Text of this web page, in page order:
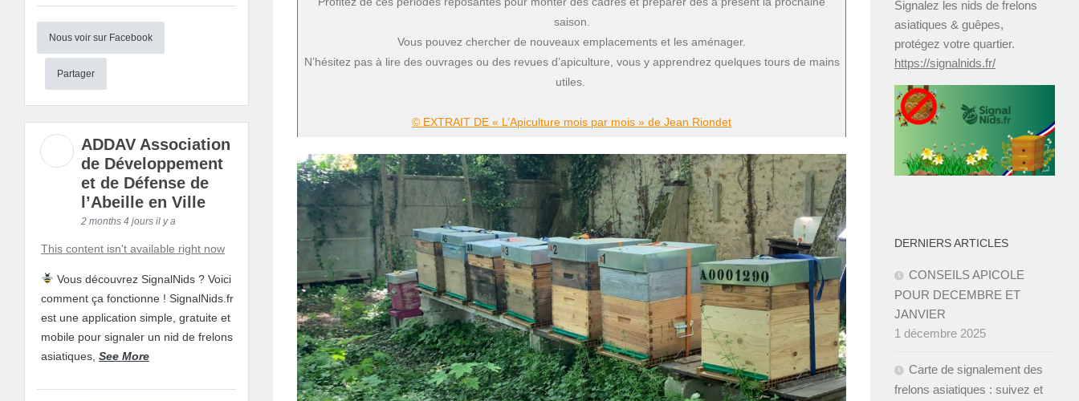
saison.
Vous pouvez chercher de nouveaux emplacements et les aménager.
N’hésitez pas à lire des ouvrages ou des revues d’apiculture, vous y apprendrez quelques tours de mains
utiles.
© EXTRAIT DE « L’Apiculture mois par mois » de Jean Riondet
Nous voir sur Facebook
Partager
ADDAV Association
de Développement
et de Défense de
l’Abeille en Ville
2 months 4 jours il y a
This content isn't available right now
Vous découvrez SignalNids ? Voici
comment ça fonctionne ! SignalNids.fr
est une application simple, gratuite et
mobile pour signaler un nid de frelons
asiatiques, See More
Signalez les nids de frelons
asiatiques & guêpes,
protégez votre quartier.
https://signalnids.fr/
DERNIERS ARTICLES
CONSEILS APICOLE
POUR DECEMBRE ET
JANVIER ­
1 décembre 2025
Carte de signalement des
frelons asiatiques : suivez et